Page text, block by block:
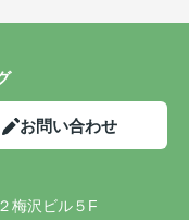
お問い合わせ
梅沢ビル５F